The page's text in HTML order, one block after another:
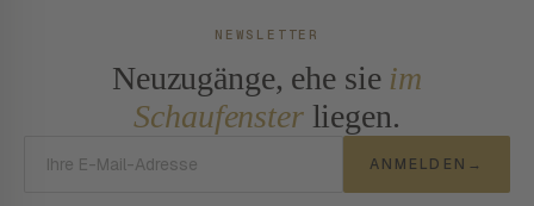
NEWSLETTER
Neuzugänge, ehe sie im
Schaufensterliegen.
ANMELDEN →